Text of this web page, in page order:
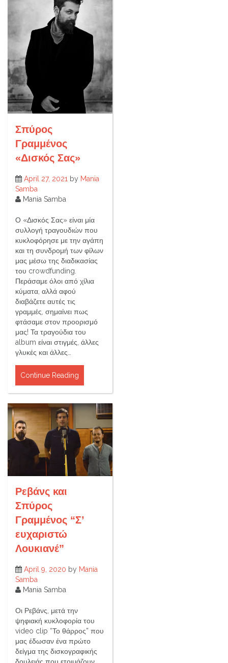
Σπύρος
Γραμμένος
«Δισκός Σας»
April 27, 2021 by Mania
Samba
Mania Samba
Ο «Δισκός Σας» είναι μία
συλλογή τραγουδιών που
κυκλοφόρησε με την αγάπη
και τη συνδρομή των φίλων
μας μέσω της διαδικασίας
του crowdfunding.
Περάσαμε όλοι από χίλια
κύματα, αλλά αφού
διαβάζετε αυτές τις
γραμμές, σημαίνει πως
φτάσαμε στον προορισμό
μας! Τα τραγούδια του
album είναι στιγμές, άλλες
γλυκές και άλλες…
Continue Reading
Ρεβάνς και
Σπύρος
Γραμμένος “Σ’
ευχαριστώ
Λουκιανέ”
April 9, 2020 by Mania
Samba
Mania Samba
Οι Ρεβάνς, μετά την
ψηφιακή κυκλοφορία του
video clip “Το θάρρος” που
μας έδωσαν ένα πρώτο
δείγμα της δισκογραφικής